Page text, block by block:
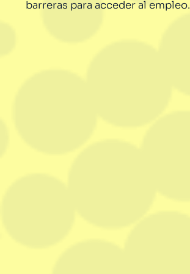
barreras para acceder al empleo.